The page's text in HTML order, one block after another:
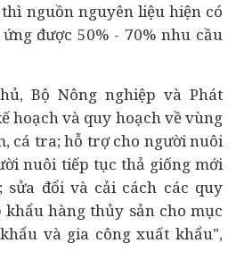
nguồn nguyên liệu hiện có
được 50% - 70% nhu cầu
Bộ Nông nghiệp và Phát
hoạch và quy hoạch về vùng
cá tra; hỗ trợ cho người nuôi
nuôi tiếp tục thả giống mới
đổi và cải cách các quy
hàng thủy sản cho mục
và gia công xuất khẩu",